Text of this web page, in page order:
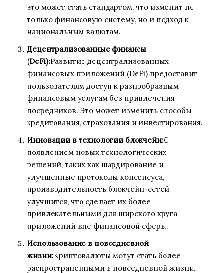
это может стать стандартом, что изменит не
только финансовую систему, но и подход к
национальным валютам.
Децентрализованные финансы
(DeFi):Развитие децентрализованных
финансовых приложений (DeFi) предоставит
пользователям доступ к разнообразным
финансовым услугам без привлечения
посредников. Это может изменить способы
кредитования, страхования и инвестирования.
Инновации в технологии блокчейн:С
появлением новых технологических
решений, таких как шардирование и
улучшенные протоколы консенсуса,
производительность блокчейн-сетей
улучшится, что сделает их более
привлекательными для широкого круга
приложений вне финансовой сферы.
Использование в повседневной
жизни:Криптовалюты могут стать более
распространенными в повседневной жизни.